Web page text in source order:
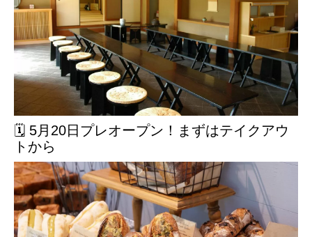
🗓️ 5月20日プレオープン！まずはテイクアウ
トから